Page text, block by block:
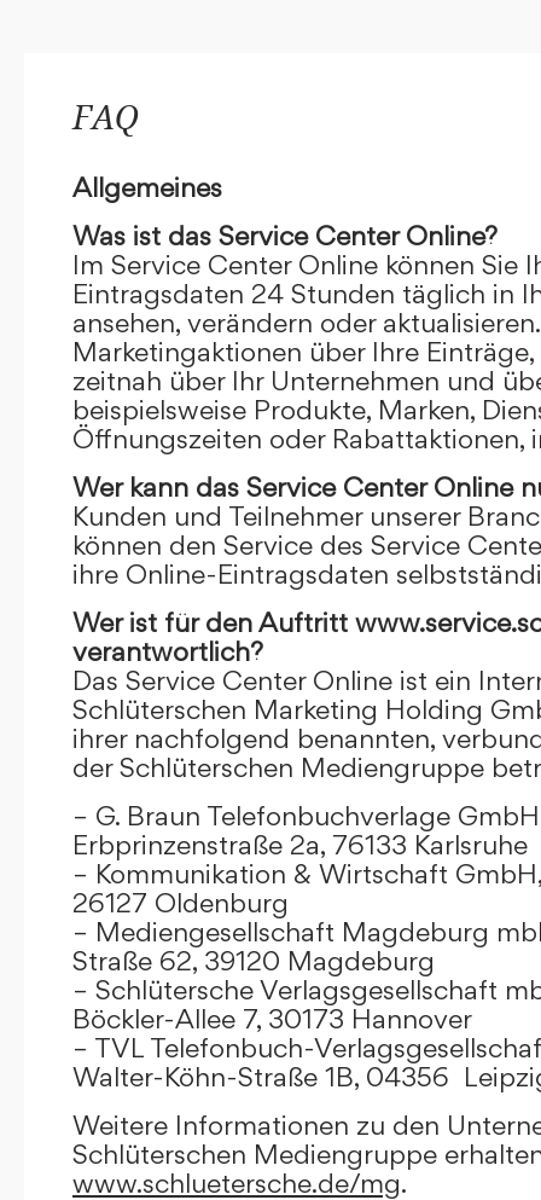
FAQ
Allgemeines
Was ist das Service Center Online?
Im Service Center Online können Sie
Eintragsdaten 24 Stunden täglich in
ansehen, verändern oder
Marketingaktionen über Ihre
zeitnah über Ihr Unternehmen und
beispielsweise Produkte, Marken,
Öffnungszeiten oder Rabattaktionen,
Wer kann das Service Center Online
Kunden und Teilnehmer unserer
können den Service des Service
ihre Online-Eintragsdaten
Wer ist für den Auftritt
verantwortlich?
Das Service Center Online ist ein
Schlüterschen Marketing Holding
ihrer nachfolgend benannten,
der Schlüterschen Mediengruppe
– G. Braun Telefonbuchverlage GmbH
Erbprinzenstraße 2a, 76133 Karlsruhe
– Kommunikation & Wirtschaft
26127 Oldenburg
– Mediengesellschaft Magdeburg
Straße 62, 39120 Magdeburg
– Schlütersche Verlagsgesellschaft
Böckler-Allee 7, 30173 Hannover
– TVL Telefonbuch-
Walter-Köhn-Straße 1B, 04356
Weitere Informationen zu den
Schlüterschen Mediengruppe
www.schluetersche.de/mg.